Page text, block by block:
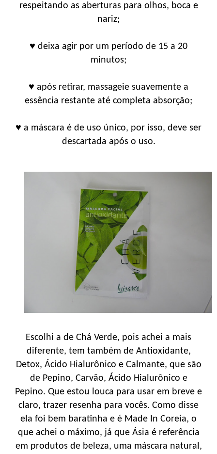
respeitando as aberturas para olhos, boca e
nariz;
♥ deixa agir por um período de 15 a 20
minutos;
♥ após retirar, massageie suavemente a
essência restante até completa absorção;
♥ a máscara é de uso único, por isso, deve ser
descartada após o uso.
Escolhi a de Chá Verde, pois achei a mais
diferente, tem também de Antioxidante,
Detox, Ácido Hialurônico e Calmante, que são
de Pepino, Carvão, Ácido Hialurônico e
Pepino. Que estou louca para usar em breve e
claro, trazer resenha para vocês. Como disse
ela foi bem baratinha e é Made In Coreia, o
que achei o máximo, já que Ásia é referência
em produtos de beleza, uma máscara natural,